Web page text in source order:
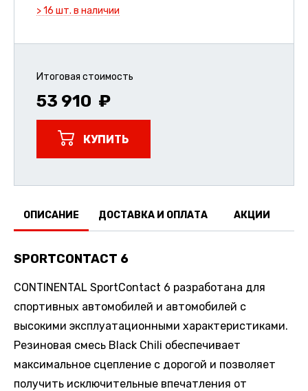
> 16 шт. в наличии
Итоговая стоимость
53 910
КУПИТЬ
ОПИСАНИЕ ДОСТАВКА И ОПЛАТА АКЦИИ
SPORTCONTACT 6
CONTINENTAL SportContact 6 разработана для
спортивных автомобилей и автомобилей с
высокими эксплуатационными характеристиками.
Резиновая смесь Black Chili обеспечивает
максимальное сцепление с дорогой и позволяет
получить исключительные впечатления от